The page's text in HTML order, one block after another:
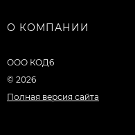
О КОМПАНИИ
ООО КОД6
© 2026
Полная версия сайта